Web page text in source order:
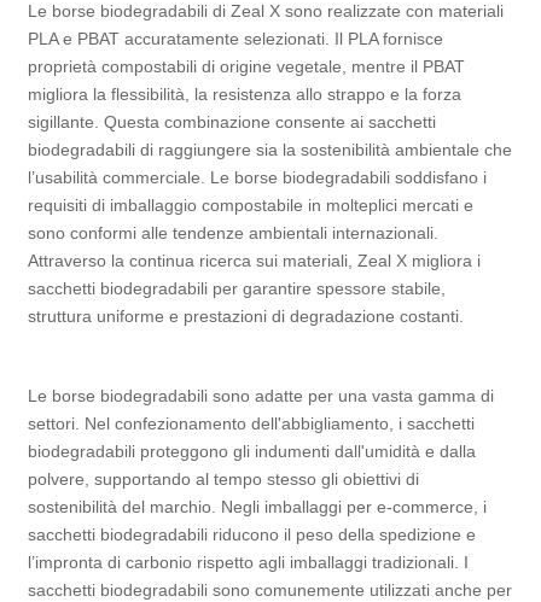
Le borse biodegradabili di Zeal X sono realizzate con materiali
PLA e PBAT accuratamente selezionati. Il PLA fornisce
proprietà compostabili di origine vegetale, mentre il PBAT
migliora la flessibilità, la resistenza allo strappo e la forza
sigillante. Questa combinazione consente ai sacchetti
biodegradabili di raggiungere sia la sostenibilità ambientale che
l’usabilità commerciale. Le borse biodegradabili soddisfano i
requisiti di imballaggio compostabile in molteplici mercati e
sono conformi alle tendenze ambientali internazionali.
Attraverso la continua ricerca sui materiali, Zeal X migliora i
sacchetti biodegradabili per garantire spessore stabile,
struttura uniforme e prestazioni di degradazione costanti.
Le borse biodegradabili sono adatte per una vasta gamma di
settori. Nel confezionamento dell'abbigliamento, i sacchetti
biodegradabili proteggono gli indumenti dall'umidità e dalla
polvere, supportando al tempo stesso gli obiettivi di
sostenibilità del marchio. Negli imballaggi per e-commerce, i
sacchetti biodegradabili riducono il peso della spedizione e
l’impronta di carbonio rispetto agli imballaggi tradizionali. I
sacchetti biodegradabili sono comunemente utilizzati anche per